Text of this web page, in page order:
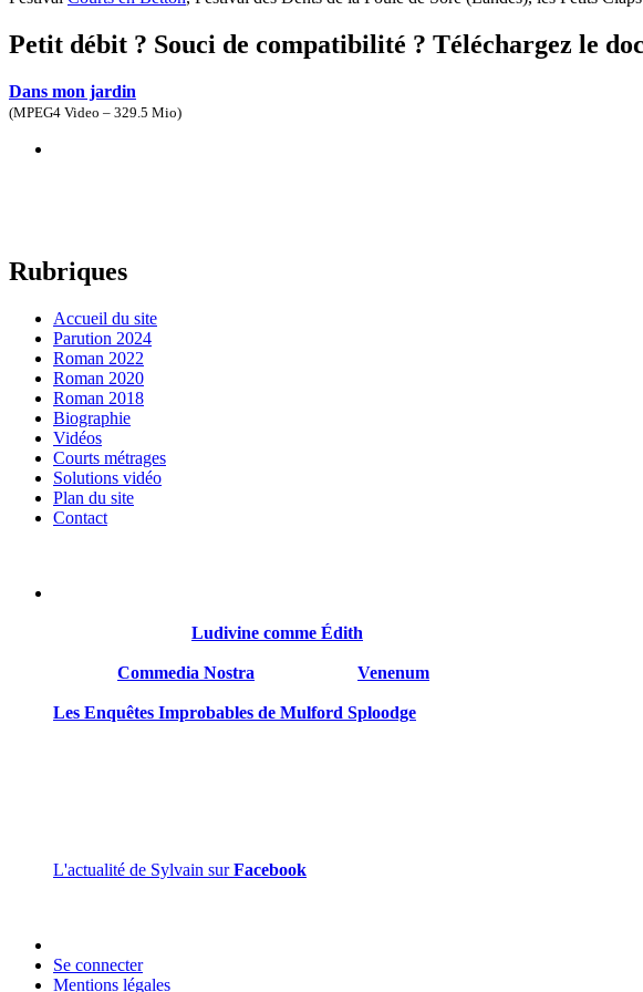
Petit débit ? Souci de compatibilité ? Téléchargez le
Dans mon jardin
(MPEG4 Video – 329.5 Mio)
Rubriques
Accueil du site
Parution 2024
Roman 2022
Roman 2020
Roman 2018
Biographie
Vidéos
Courts métrages
Solutions vidéo
Plan du site
Contact
Ludivine comme Édith
Commedia Nostra Venenum
Les Enquêtes Improbables de Mulford Sploodge
L'actualité de Sylvain surFacebook
Se connecter
Mentions légales